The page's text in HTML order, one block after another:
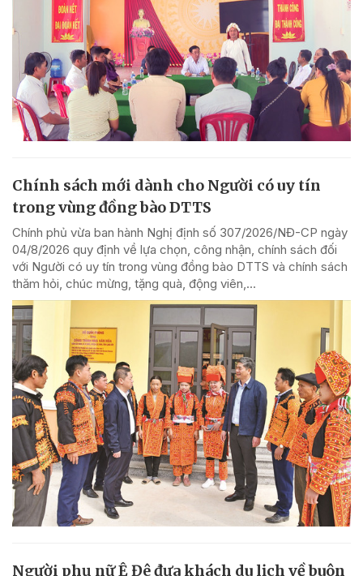
Chính sách mới dành cho Người có uy tín
trong vùng đồng bào DTTS
Chính phủ vừa ban hành Nghị định số 307/2026/NĐ-CP ngày
04/8/2026 quy định về lựa chọn, công nhận, chính sách đối
với Người có uy tín trong vùng đồng bào DTTS và chính sách
thăm hỏi, chúc mừng, tặng quà, động viên,...
Người phụ nữ Ê Đê đưa khách du lịch về buôn